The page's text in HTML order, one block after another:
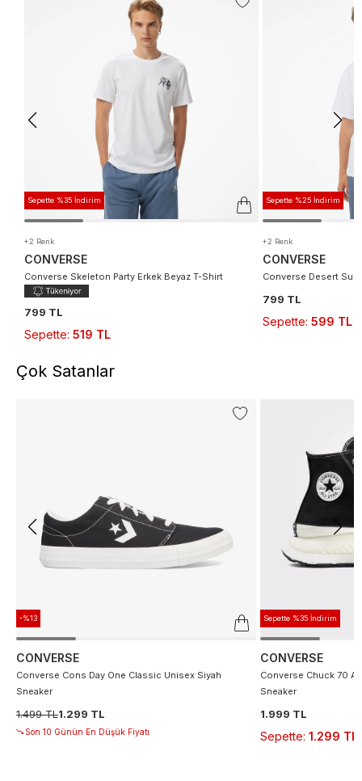
Sepette %35 İndirim
+2 Renk
CONVERSE
Converse Skeleton Party Erkek Beyaz T-Shirt
799 TL
Sepette: 519 TL
Sepette %25 İndirim
+2 Renk
CONVERSE
Converse Desert
799 TL
Sepette: 599 TL
Çok Satanlar
-%13
CONVERSE
Converse Cons Day One Classic Unisex Siyah
Sneaker
1.499 TL1.299 TL
Son 10 Günün En Düşük Fiyatı
Sepette %35 İndirim
CONVERSE
Converse Chuck 70
Sneaker
1.999 TL
Sepette: 1.299 TL